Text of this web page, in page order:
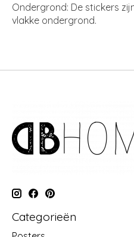
Ondergrond: De stickers
vlakke ondergrond.
Categorieën